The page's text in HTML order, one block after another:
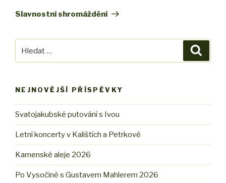
příspěvek
Slavnostní shromáždění
NEJNOVĚJŠÍ PŘÍSPĚVKY
Svatojakubské putování s Ivou
Letní koncerty v Kalištích a Petrkově
Kamenské aleje 2026
Po Vysočině s Gustavem Mahlerem 2026